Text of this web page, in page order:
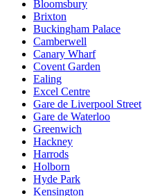
Bloomsbury
Brixton
Buckingham Palace
Camberwell
Canary Wharf
Covent Garden
Ealing
Excel Centre
Gare de Liverpool Street
Gare de Waterloo
Greenwich
Hackney
Harrods
Holborn
Hyde Park
Kensington